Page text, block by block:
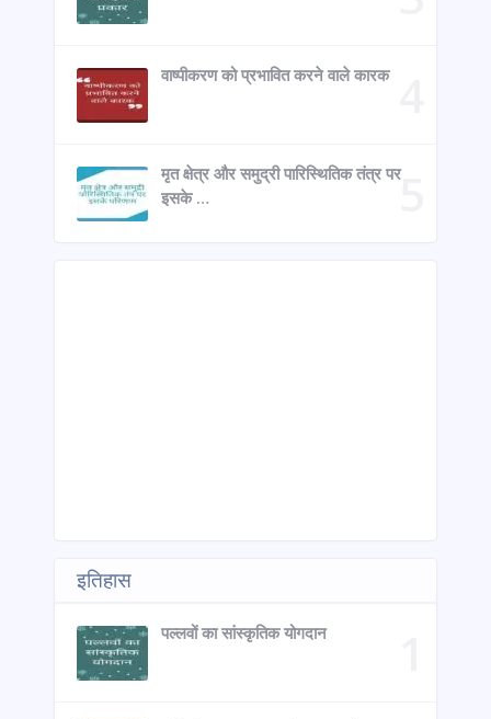
वाष्पीकरण को प्रभावित करने वाले कारक
मृत क्षेत्र और समुद्री पारिस्थितिक तंत्र पर
इसके …
इतिहास
पल्लवों का सांस्कृतिक योगदान